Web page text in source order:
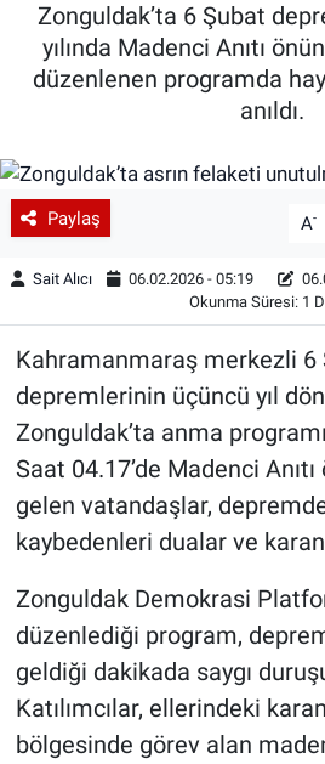
Zonguldak’ta 6 Şubat
yılında Madenci Anıtı
düzenlenen programda
anıldı.
Paylaş A-
Sait Alıcı 06.02.2026 - 05:19
Okunma Süresi: 1
Kahramanmaraş merkezli 6
depremlerinin üçüncü yıl
Zonguldak’ta anma
Saat 04.17’de Madenci
gelen vatandaşlar, depremde
kaybedenleri dualar ve
Zonguldak Demokrasi
düzenlediği program,
geldiği dakikada saygı
Katılımcılar, ellerindeki
bölgesinde görev alan